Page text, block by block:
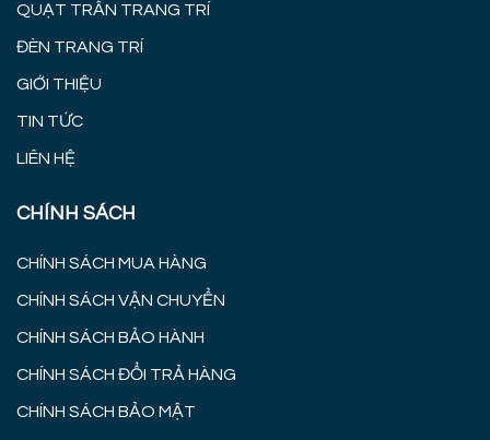
QUẠT TRẦN TRANG TRÍ
ĐÈN TRANG TRÍ
GIỚI THIỆU
TIN TỨC
LIÊN HỆ
CHÍNH SÁCH
CHÍNH SÁCH MUA HÀNG
CHÍNH SÁCH VẬN CHUYỂN
CHÍNH SÁCH BẢO HÀNH
CHÍNH SÁCH ĐỔI TRẢ HÀNG
CHÍNH SÁCH BẢO MẬT